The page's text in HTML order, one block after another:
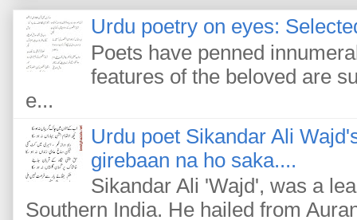
Urdu poetry on eyes:
Poets have penned
features of the beloved are
e...
Urdu poet Sikandar Ali
girebaan na ho saka....
Sikandar Ali 'Wajd', was a
Southern India. He hailed from